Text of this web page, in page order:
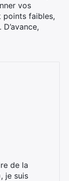
vos
points faibles,
de la
je suis